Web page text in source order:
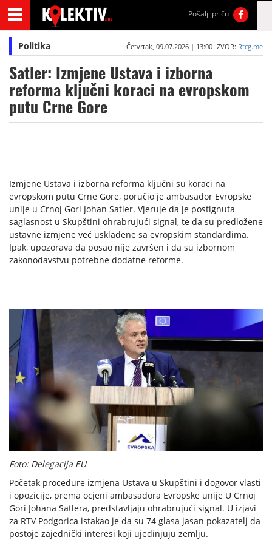
Pošalji priču
Politika Četvrtak, 09.07.2026 | 13:00 IZVOR: Rtcg.me
Satler: Izmjene Ustava i izborna
reforma ključni koraci na evropskom
putu Crne Gore
Izmjene Ustava i izborna reforma ključni su koraci na
evropskom putu Crne Gore, poručio je ambasador Evropske
unije u Crnoj Gori Johan Satler. Vjeruje da je postignuta
saglasnost u Skupštini ohrabrujući signal, te da su predložene
ustavne izmjene već usklađene sa evropskim standardima.
Ipak, upozorava da posao nije završen i da su izbornom
zakonodavstvu potrebne dodatne reforme.
Foto: Delegacija EU
Početak procedure izmjena Ustava u Skupštini i dogovor vlasti
i opozicije, prema ocjeni ambasadora Evropske unije U Crnoj
Gori Johana Satlera, predstavljaju ohrabrujući signal. U izjavi
za RTV Podgorica istakao je da su 74 glasa jasan pokazatelj da
postoje zajednički interesi koji ujedinjuju zemlju.